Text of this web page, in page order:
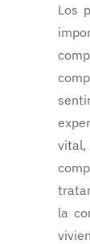
Los
vital,
la